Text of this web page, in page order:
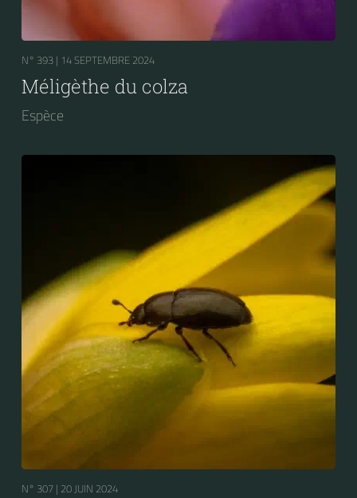
N° 393 | 14 SEPTEMBRE 2024
Méligèthe du colza
Espèce
N° 307 | 20 JUIN 2024